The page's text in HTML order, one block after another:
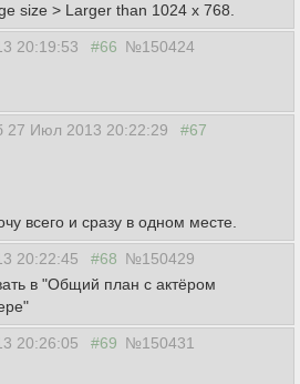
size > Larger than 1024 x 768.
20:19:53 #66 №150424
27 Июл 2013 20:22:29
#67
всего и сразу в одном месте.
20:22:45 #68 №150429
в "Общий план с актёром
20:26:05 #69 №150431